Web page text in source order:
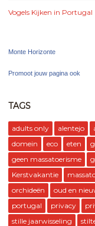
Vogels Kijken in Portugal
Monte Horizonte
Promoot jouw pagina ook
TAGS
adults only alentejo
domein
eco eten
geen massatoerisme
Kerstvakantie
orchideën
oud en
portugal
privacy
stille jaarwisseling